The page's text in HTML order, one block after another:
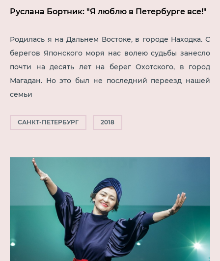
Руслана Бортник: "Я люблю в Петербурге все!"
Родилась я на Дальнем Востоке, в городе Находка. С
берегов Японского моря нас волею судьбы занесло
почти на десять лет на берег Охотского, в город
Магадан. Но это был не последний переезд нашей
семьи
САНКТ-ПЕТЕРБУРГ 2018